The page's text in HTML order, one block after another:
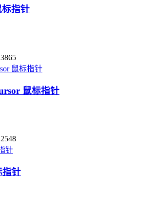
指针
3865
鼠标指针
2548
指针